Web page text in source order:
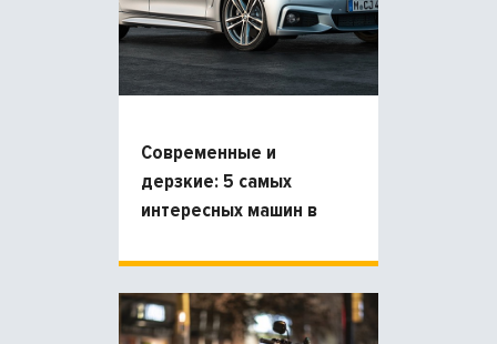
Современные и
дерзкие: 5 самых
интересных машин в